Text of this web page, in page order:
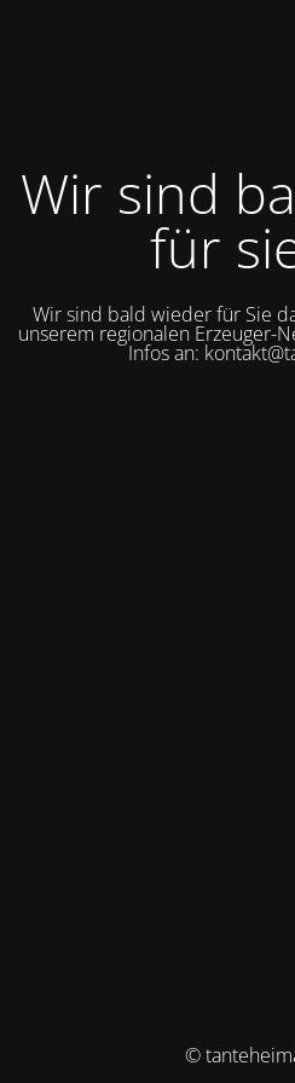
Wir sind
für
Wir sind bald wieder für Sie
unserem regionalen Erzeuger-
Infos an:
©